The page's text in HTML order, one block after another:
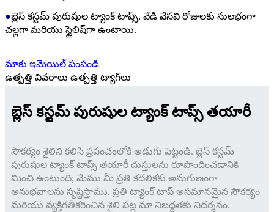
●బ్లెస్ కస్టమ్ పురుషుల ట్యాంక్ టాప్స్, వేడి వేసవి రోజులకు సులభంగా
చల్లగా మరియు స్టైలిష్‌గా ఉంటాయి.
మాకు ఇమెయిల్ పంపండి
ఉత్పత్తి వివరాలు ఉత్పత్తి ట్యాగ్‌లు
బ్లెస్ కస్టమ్ పురుషుల ట్యాంక్ టాప్స్ తయారీ
సౌకర్యం శైలిని కలిసే ప్రపంచంలోకి అడుగు పెట్టండి. బ్లెస్ కస్టమ్
పురుషుల ట్యాంక్ టాప్స్ తయారీ దుస్తులను రూపొందించడానికి
మించి ఉంటుంది; మేము మీ ప్రతి కదలికకు అనుగుణంగా
అనుభవాలను సృష్టిస్తాము. ప్రతి ట్యాంక్ టాప్ అసమానమైన సౌకర్యం
మరియు వ్యక్తిగతీకరించిన శైలి పట్ల మా నిబద్ధతకు నిదర్శనం.